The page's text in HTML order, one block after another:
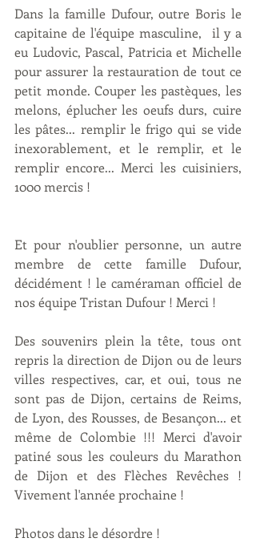
Dans la famille Dufour, outre Boris le
capitaine de l'équipe masculine,  il y a
eu Ludovic, Pascal, Patricia et Michelle
pour assurer la restauration de tout ce
petit monde. Couper les pastèques, les
melons, éplucher les oeufs durs, cuire
les pâtes... remplir le frigo qui se vide
inexorablement, et le remplir, et le
remplir encore... Merci les cuisiniers,
1000 mercis !
Et pour n'oublier personne, un autre
membre de cette famille Dufour,
décidément ! le caméraman officiel de
nos équipe Tristan Dufour ! Merci !
Des souvenirs plein la tête, tous ont
repris la direction de Dijon ou de leurs
villes respectives, car, et oui, tous ne
sont pas de Dijon, certains de Reims,
de Lyon, des Rousses, de Besançon... et
même de Colombie !!! Merci d'avoir
patiné sous les couleurs du Marathon
de Dijon et des Flèches Revêches !
Vivement l'année prochaine !
Photos dans le désordre !